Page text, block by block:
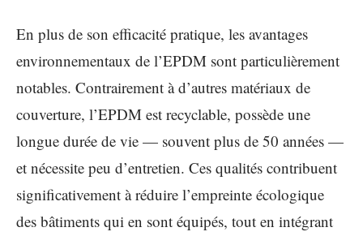
En plus de son efficacité pratique, les avantages
environnementaux de l’EPDM sont particulièrement
notables. Contrairement à d’autres matériaux de
couverture, l’EPDM est recyclable, possède une
longue durée de vie — souvent plus de 50 années —
et nécessite peu d’entretien. Ces qualités contribuent
significativement à réduire l’empreinte écologique
des bâtiments qui en sont équipés, tout en intégrant